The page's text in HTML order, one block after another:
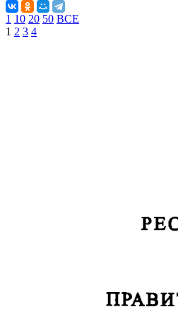
1 10 20 50 ВСЕ
1 2 3 4